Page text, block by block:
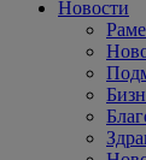
Новости